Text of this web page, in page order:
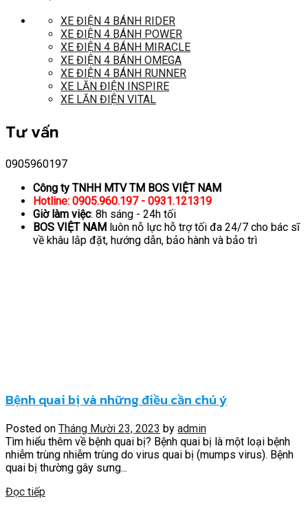
XE ĐIỆN 4 BÁNH RIDER
XE ĐIỆN 4 BÁNH POWER
XE ĐIỆN 4 BÁNH MIRACLE
XE ĐIỆN 4 BÁNH OMEGA
XE ĐIỆN 4 BÁNH RUNNER
XE LĂN ĐIỆN INSPIRE
XE LĂN ĐIỆN VITAL
Tư vấn
0905960197
Công ty TNHH MTV TM BOS VIỆT NAM
Hotline: 0905.960.197 - 0931.121319
Giờ làm việc: 8h sáng - 24h tối
BOS VIỆT NAM luôn nỗ lực hỗ trợ tối đa 24/7 cho bác sĩ
về khâu lắp đặt, hướng dẫn, bảo hành và bảo trì
Bệnh quai bị và những điều cần chú ý
Posted on Tháng Mười 23, 2023 by admin
Tìm hiểu thêm về bệnh quai bị? Bệnh quai bị là một loại bệnh
nhiễm trùng nhiễm trùng do virus quai bị (mumps virus). Bệnh
quai bị thường gây sưng...
Đọc tiếp